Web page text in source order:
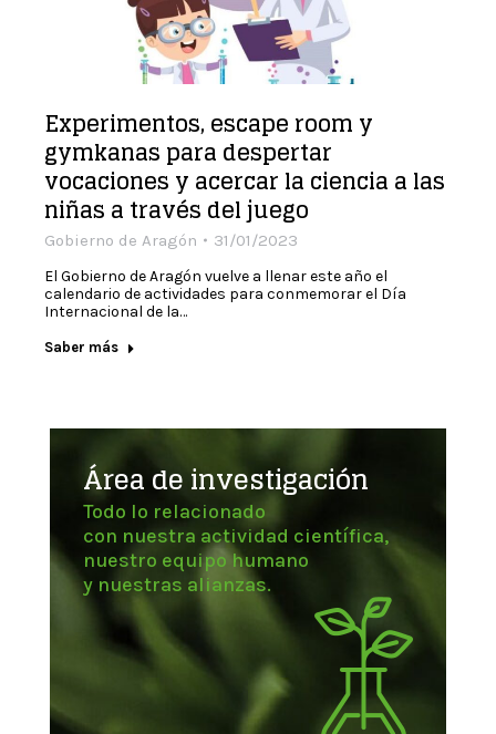
Experimentos, escape room y
gymkanas para despertar
vocaciones y acercar la ciencia a las
niñas a través del juego
Gobierno de Aragón 31/01/2023
El Gobierno de Aragón vuelve a llenar este año el
calendario de actividades para conmemorar el Día
Internacional de la…
Saber más
Área de investigación
Todo lo relacionado
con nuestra actividad científica,
nuestro equipo humano
y nuestras alianzas.